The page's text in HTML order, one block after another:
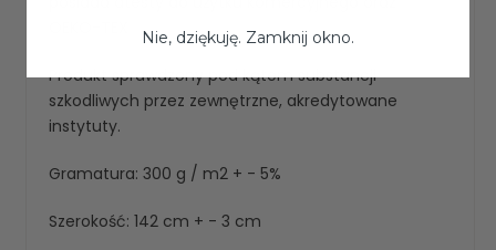
Produkt sprawdzony pod kątem substancji
szkodliwych przez zewnętrzne, akredytowane
instytuty.
Gramatura: 300 g / m2 + - 5%
Szerokość: 142 cm + - 3 cm
Nie, dziękuję. Zamknij okno.